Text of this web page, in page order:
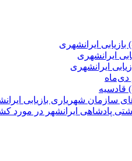
ایرانشهری
ایرانشهری
ایرانشهری
دی‌ماه
قادسیه
سازمان شهریاری بازیابی
پادشاهی ایرانشهر در مورد